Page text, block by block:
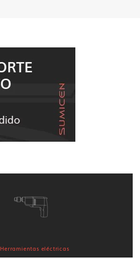
Herramientas eléctricas